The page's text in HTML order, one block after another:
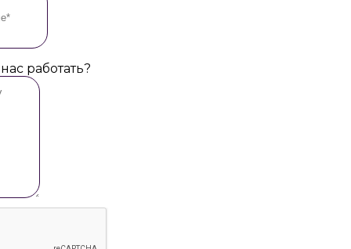
работать?